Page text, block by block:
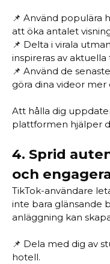
📌 Använd populära
att öka antalet
📌 Delta i virala
inspireras av aktuella
📌 Använd de
göra dina videor mer
Att hålla dig
plattformen hjälper
4. Sprid
och
TikTok-användare
inte bara glänsande
anläggning kan
📌 Dela med dig av
hotell.